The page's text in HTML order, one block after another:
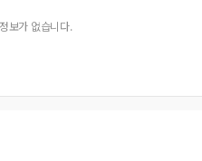
보가 없습니다.